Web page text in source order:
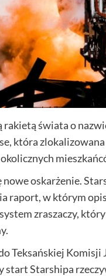
rakietą świata o
która
oskarżenie.
raport, w którym
zraszaczy,
Teksańskiej
start Starshipa